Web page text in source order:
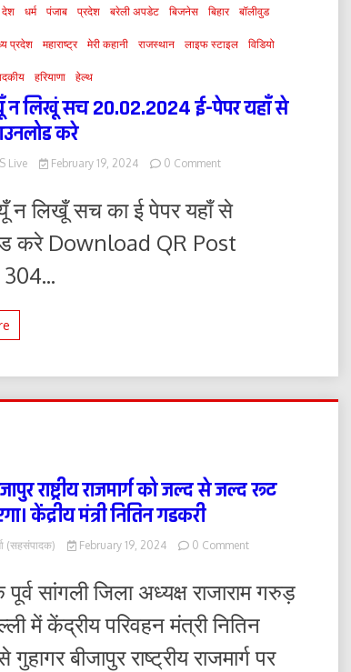
देश धर्म पंजाब प्रदेश बरेली अपडेट बिजनेस बिहार बॉलीवुड
प्रदेश महाराष्ट्र मेरी कहानी राजस्थान लाइफ स्टाइल विडियो
हरियाणा हेल्थ
न लिखूं सच 20.02.2024 ई-पेपर यहाँ से
करे
Live February 19, 2024 0 Commenton
क्यूँ
न
सच
डाउनलोड
न लिखूँ सच का ई पेपर यहाँ से
करे Download QR Post
राष्ट्रीय राजमार्ग को जल्द से जल्द रूट
केंद्रीय मंत्री नितिन गडकरी
(सहसंपादक) February 19, 2024 0 Commenton
राष्ट्रीय
को
जल्द
सांगली जिला अध्यक्ष राजाराम गरुड़
में केंद्रीय परिवहन मंत्री नितिन
बीजापुर राष्ट्रीय राजमार्ग पर